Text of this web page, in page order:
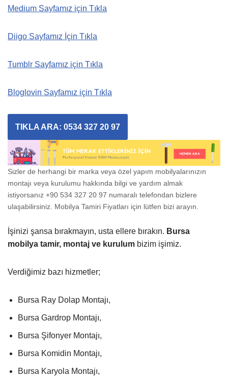
Medium Sayfamız için Tıkla
Diigo Sayfamız İçin Tıkla
Tumblr Sayfamız için Tıkla
Bloglovin Sayfamız için Tıkla
TIKLA ARA: 0534 327 20 97
Sizler de herhangi bir marka veya özel yapım mobilyalarınızın
montajı veya kurulumu hakkında bilgi ve yardım almak
istiyorsanız +90 534 327 20 97 numaralı telefondan bizlere
ulaşabilirsiniz. Mobilya Tamiri Fiyatları için lütfen bizi arayın.
İşinizi şansa bırakmayın, usta ellere bırakın. Bursa
mobilya tamir, montaj ve kurulum bizim işimiz.
Verdiğimiz bazı hizmetler;
Bursa Ray Dolap Montajı,
Bursa Gardrop Montajı,
Bursa Şifonyer Montajı,
Bursa Komidin Montajı,
Bursa Karyola Montajı,